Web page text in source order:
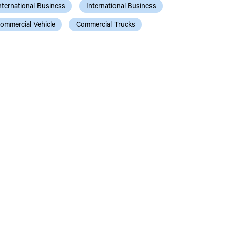
Business
International Business
Vehicle
Commercial Trucks